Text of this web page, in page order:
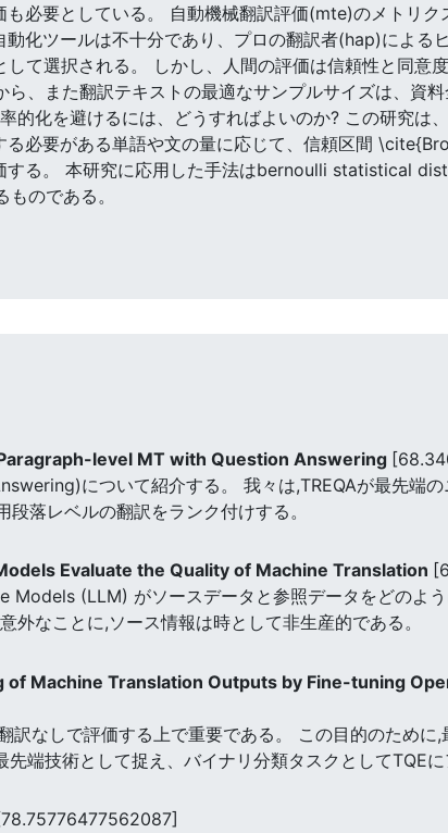
必要としている。 自動機械翻訳評価(mte)のメトリ
化ツールは不十分であり、プロの翻訳者(hap)による
選択される。 しかし、人間の評価は信頼性と同意
、また翻訳テキストの最適なサンプルサイズは、資
的化を避けるには、どうすればよいのか? この研究は
る必要がある単語や文の量に応じて、信頼区間
する。 本研究に応用した手法はbernoulli statistical
のである。
level MT with Question Answering
について紹介する。 我々は,TREQAが最先端の
落レベルの翻訳をランク付けする。
Evaluate the Quality of Machine Translation
Models (LLM) がソースデータと参照データをどのよ
なことに,ソース情報は時として非生産的である。
Machine Translation Outputs by Fine-tuning
なしで評価する上で重要である。 この目的のために
端技術として捉え、バイナリ分類タスクとしてTQEに